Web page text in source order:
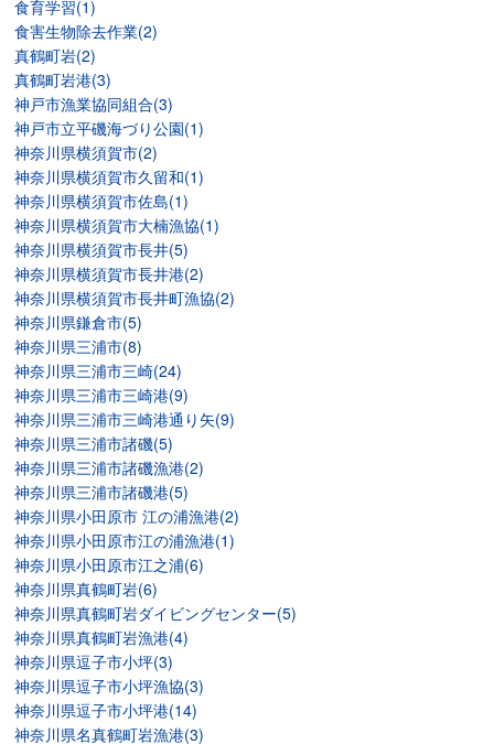
食育学習(1)
食害生物除去作業(2)
真鶴町岩(2)
真鶴町岩港(3)
神戸市漁業協同組合(3)
神戸市立平磯海づり公園(1)
神奈川県横須賀市(2)
神奈川県横須賀市久留和(1)
神奈川県横須賀市佐島(1)
神奈川県横須賀市大楠漁協(1)
神奈川県横須賀市長井(5)
神奈川県横須賀市長井港(2)
神奈川県横須賀市長井町漁協(2)
神奈川県鎌倉市(5)
神奈川県三浦市(8)
神奈川県三浦市三崎(24)
神奈川県三浦市三崎港(9)
神奈川県三浦市三崎港通り矢(9)
神奈川県三浦市諸磯(5)
神奈川県三浦市諸磯漁港(2)
神奈川県三浦市諸磯港(5)
神奈川県小田原市 江の浦漁港(2)
神奈川県小田原市江の浦漁港(1)
神奈川県小田原市江之浦(6)
神奈川県真鶴町岩(6)
神奈川県真鶴町岩ダイビングセンター(5)
神奈川県真鶴町岩漁港(4)
神奈川県逗子市小坪(3)
神奈川県逗子市小坪漁協(3)
神奈川県逗子市小坪港(14)
神奈川県名真鶴町岩漁港(3)